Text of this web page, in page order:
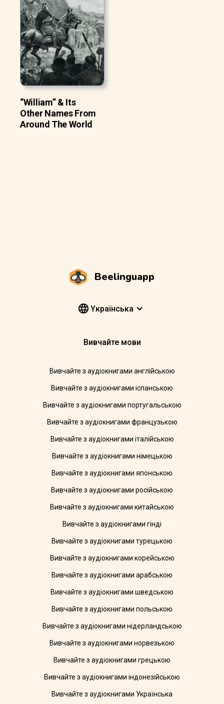
“William” & Its
Other Names From
Around The World
Beelinguapp
Yкраїнська
Вивчайте мови
Вивчайте з аудіокнигами англійською
Вивчайте з аудіокнигами іспанською
Вивчайте з аудіокнигами португальською
Вивчайте з аудіокнигами французькою
Вивчайте з аудіокнигами італійською
Вивчайте з аудіокнигами німецькою
Вивчайте з аудіокнигами японською
Вивчайте з аудіокнигами російською
Вивчайте з аудіокнигами китайською
Вивчайте з аудіокнигами гінді
Вивчайте з аудіокнигами турецькою
Вивчайте з аудіокнигами корейською
Вивчайте з аудіокнигами арабською
Вивчайте з аудіокнигами шведською
Вивчайте з аудіокнигами польською
Вивчайте з аудіокнигами нідерландською
Вивчайте з аудіокнигами норвезькою
Вивчайте з аудіокнигами грецькою
Вивчайте з аудіокнигами індонезійською
Вивчайте з аудіокнигами Українська